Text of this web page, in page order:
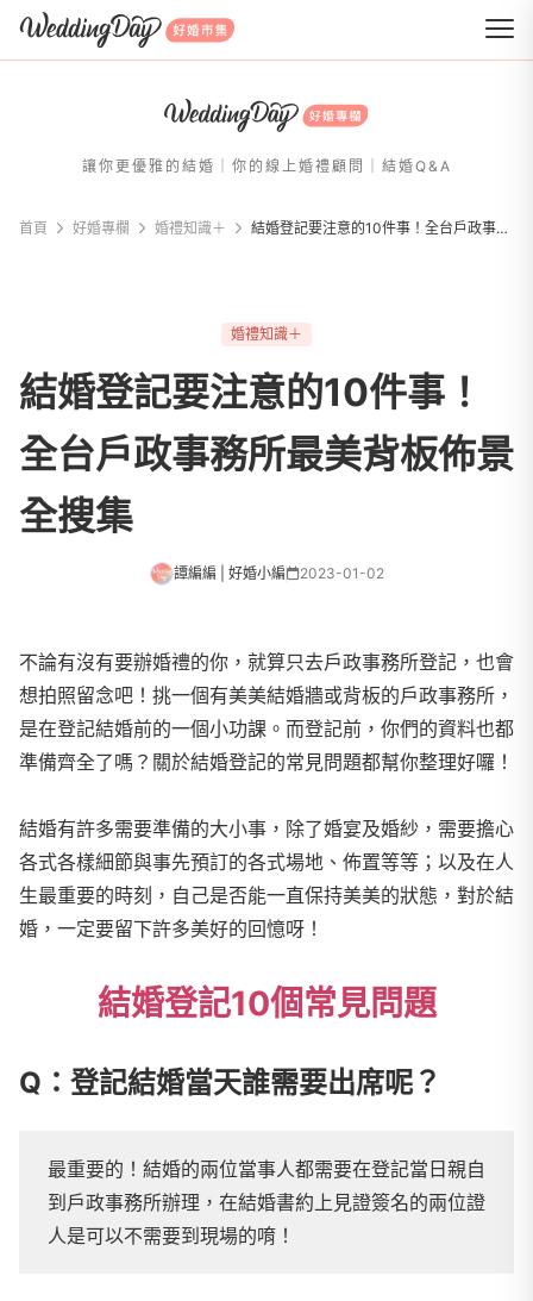
WeddingDay 好婚市集
讓你更優雅的結婚｜你的線上婚禮顧問｜結婚Q&A
首頁 好婚專欄 婚禮知識＋ 結婚登記要注意的10件事！全台戶政事務所最美背板佈景全搜集
婚禮知識＋
結婚登記要注意的10件事！
全台戶政事務所最美背板佈景
全搜集
譚編編 | 好婚小編 2023-01-02
不論有沒有要辦婚禮的你，就算只去戶政事務所登記，也會
想拍照留念吧！挑一個有美美結婚牆或背板的戶政事務所，
是在登記結婚前的一個小功課。而登記前，你們的資料也都
準備齊全了嗎？關於結婚登記的常見問題都幫你整理好囉！
結婚有許多需要準備的大小事，除了婚宴及婚紗，需要擔心
各式各樣細節與事先預訂的各式場地、佈置等等；以及在人
生最重要的時刻，自己是否能一直保持美美的狀態，對於結
婚，一定要留下許多美好的回憶呀！
結婚登記10個常見問題
Q：登記結婚當天誰需要出席呢？
最重要的！結婚的兩位當事人都需要在登記當日親自
到戶政事務所辦理，在結婚書約上見證簽名的兩位證
人是可以不需要到現場的唷！